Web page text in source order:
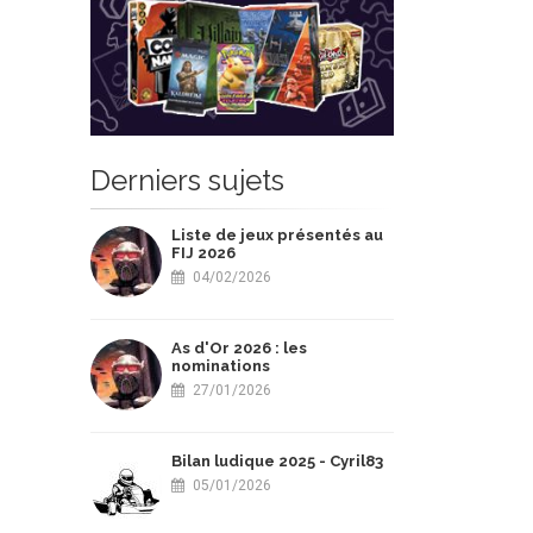
Derniers sujets
Liste de jeux présentés au
FIJ 2026
04/02/2026
As d'Or 2026 : les
nominations
27/01/2026
Bilan ludique 2025 - Cyril83
05/01/2026